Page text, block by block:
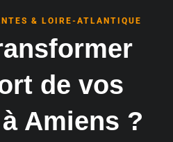
& LOIRE-ATLANTIQUE
de vos
Amiens ?